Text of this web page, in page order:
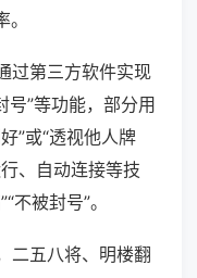
过第三方软件实现
号”等功能，部分用
”或“透视他人牌
、自动连接等技
不被封号”。
二五八将、明楼翻